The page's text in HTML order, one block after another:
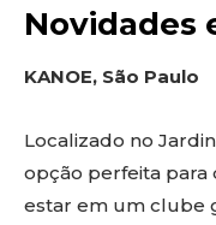
Novidades
KANOE, São Paulo
Localizado no
opção perfeita para
estar em um clube